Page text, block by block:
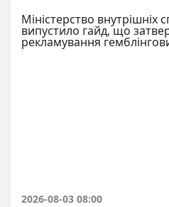
Міністерство внутрішніх
випустило гайд, що
рекламування
2026-08-03 08:00